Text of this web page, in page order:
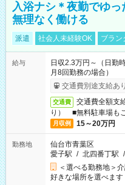
入浴ナシ＊夜勤でゆ
無理なく働ける
派遣 社会人未経験OK ブラン
給与
日収2.3万円～（日勤
月8回勤務の場合）
交通費別途支給あり
交通費
交通費全額支
り） ■無料駐車場も
月収例 15～20万円
勤務地
仙台市青葉区
愛子駅 / 北四番丁駅 /
＜選べる勤務地＞
好きな場所を選べます